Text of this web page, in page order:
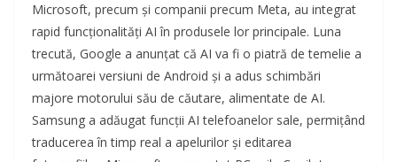
Microsoft, precum și companii precum Meta, au integrat
rapid funcționalități AI în produsele lor principale. Luna
trecută, Google a anunțat că AI va fi o piatră de temelie a
următoarei versiuni de Android și a adus schimbări
majore motorului său de căutare, alimentate de AI.
Samsung a adăugat funcții AI telefoanelor sale, permițând
traducerea în timp real a apelurilor și editarea